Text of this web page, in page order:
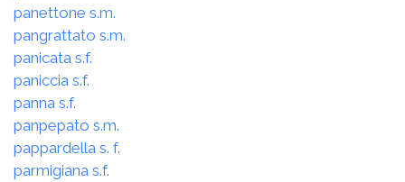
panettone s.m.
pangrattato s.m.
panicata s.f.
paniccia s.f.
panna s.f.
panpepato s.m.
pappardella s. f.
parmigiana s.f.